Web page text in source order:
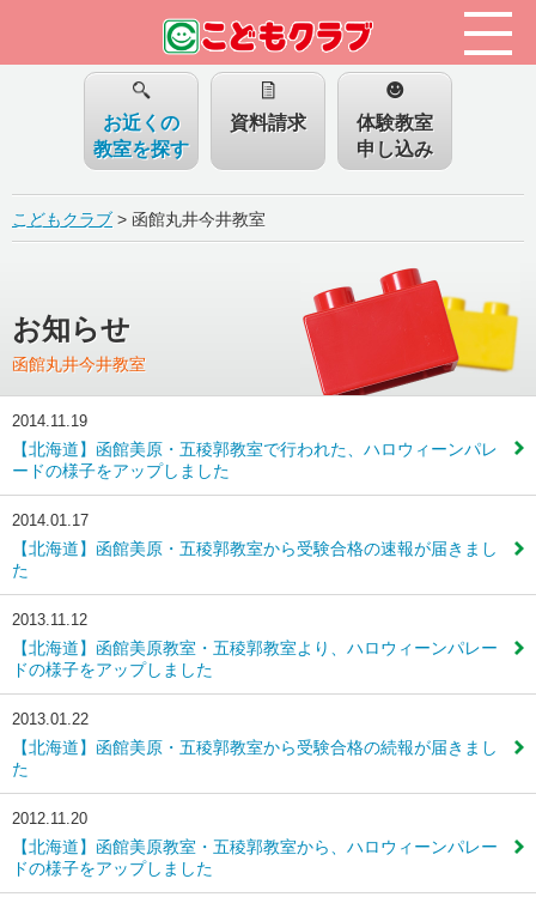
お近くの
教室を探す
資料請求
体験教室
申し込み
こどもクラブ> 函館丸井今井教室
お知らせ
函館丸井今井教室
2014.11.19
【北海道】函館美原・五稜郭教室で行われた、ハロウィーンパレ
ードの様子をアップしました
2014.01.17
【北海道】函館美原・五稜郭教室から受験合格の速報が届きまし
た
2013.11.12
【北海道】函館美原教室・五稜郭教室より、ハロウィーンパレー
ドの様子をアップしました
2013.01.22
【北海道】函館美原・五稜郭教室から受験合格の続報が届きまし
た
2012.11.20
【北海道】函館美原教室・五稜郭教室から、ハロウィーンパレー
ドの様子をアップしました